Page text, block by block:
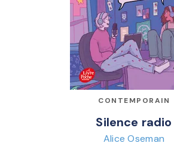
CONTEMPORAIN
Silence radio
Alice Oseman